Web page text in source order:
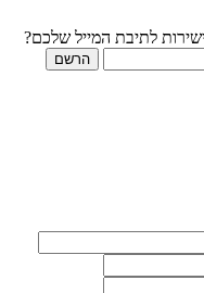
לתיבת המייל שלכם?